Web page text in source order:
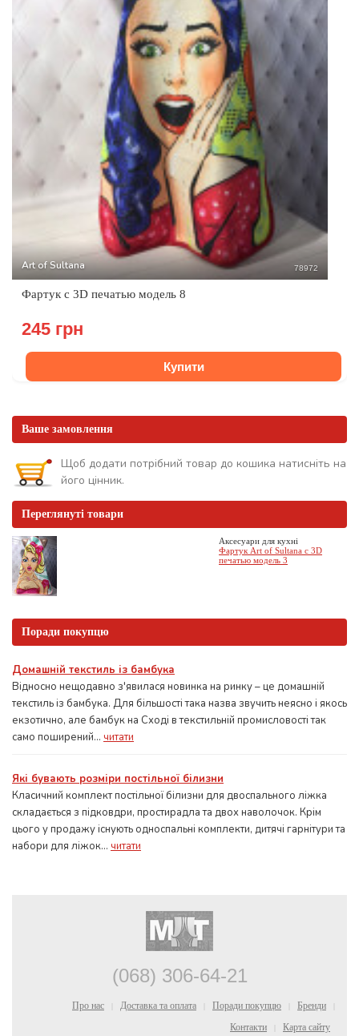
Art of Sultana 78972
Фартук с 3D печатью модель 8
245 грн
Купити
Ваше замовлення
Щоб додати потрібний товар до кошика натисніть на
його цінник.
Переглянуті товари
Аксесуари для кухні
Фартук Art of Sultana с 3D
печатью модель 3
Поради покупцю
Домашній текстиль із бамбука
Відносно нещодавно з'явилася новинка на ринку – це домашній
текстиль із бамбука. Для більшості така назва звучить неясно і якось
екзотично, але бамбук на Сході в текстильній промисловості так
само поширений... читати
Які бувають розміри постільної білизни
Класичний комплект постільної білизни для двоспального ліжка
складається з підковдри, простирадла та двох наволочок. Крім
цього у продажу існують односпальні комплекти, дитячі гарнітури та
набори для ліжок... читати
(068) 306-64-21
Про нас Доставка та оплата Поради покупцю Бренди
Контакти Карта сайту